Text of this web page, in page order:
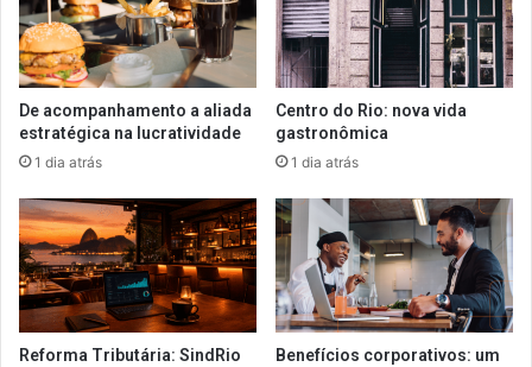
De acompanhamento a aliada
estratégica na lucratividade
1 dia atrás
Centro do Rio: nova vida
gastronômica
1 dia atrás
Reforma Tributária: SindRio
Benefícios corporativos: um